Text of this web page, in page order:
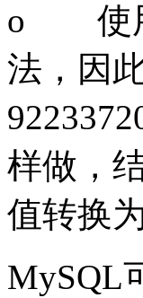
o
使
法，因
样做，
值转换
MySQL